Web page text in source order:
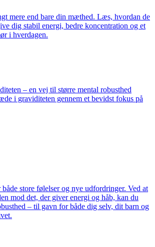
mere end bare din mæthed. Læs, hvordan de
dig stabil energi, bedre koncentration og et
i hverdagen.
– en vej til større mental robusthed
i graviditeten gennem et bevidst fokus på
store følelser og nye udfordringer. Ved at
mod det, der giver energi og håb, kan du
– til gavn for både dig selv, dit barn og